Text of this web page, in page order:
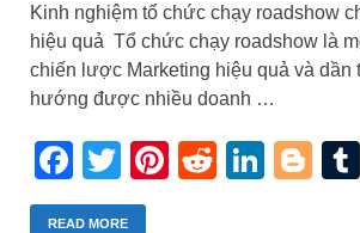
Kinh nghiệm tổ chức chạy roadshow
hiệu quả Tổ chức chạy roadshow là
chiến lược Marketing hiệu quả và dần
hướng được nhiều doanh …
Facebook
Twitter
Pinterest
Reddit
READ MORE